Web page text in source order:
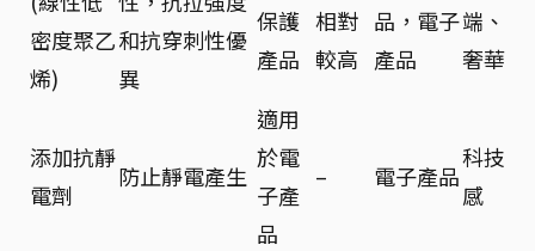
密度聚乙
烯)
和抗穿刺性優
異
保護
產品
相對
較高
品，電子
產品
端、
奢華
添加抗靜
電劑
防止靜電產生
適用
於電
子產
品
– 電子產品
科技
感